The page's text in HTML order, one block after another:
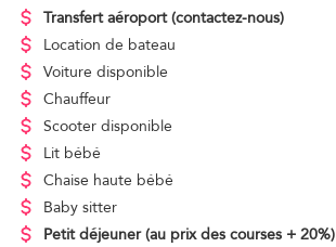
Transfert aéroport (contactez-nous)
Location de bateau
Voiture disponible
Chauffeur
Scooter disponible
Lit bébé
Chaise haute bébé
Baby sitter
Petit déjeuner (au prix des courses + 20%)